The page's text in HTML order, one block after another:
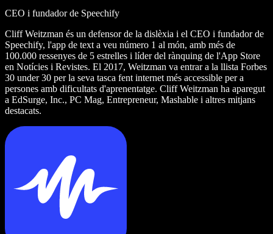
CEO i fundador de Speechify
Cliff Weitzman és un defensor de la dislèxia i el CEO i fundador de
Speechify, l'app de text a veu número 1 al món, amb més de
100.000 ressenyes de 5 estrelles i líder del rànquing de l'App Store
en Notícies i Revistes. El 2017, Weitzman va entrar a la llista Forbes
30 under 30 per la seva tasca fent internet més accessible per a
persones amb dificultats d'aprenentatge. Cliff Weitzman ha aparegut
a EdSurge, Inc., PC Mag, Entrepreneur, Mashable i altres mitjans
destacats.